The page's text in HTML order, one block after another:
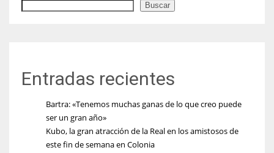
Buscar
Entradas recientes
Bartra: «Tenemos muchas ganas de lo que creo puede
ser un gran año»
Kubo, la gran atracción de la Real en los amistosos de
este fin de semana en Colonia